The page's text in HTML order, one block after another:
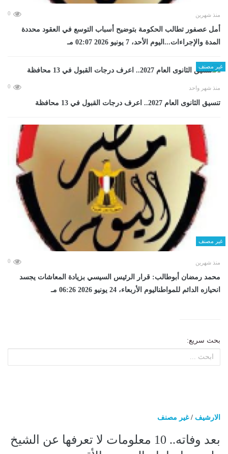
منذ شهرين 0
أمل عصفور تطالب الحكومة بتوضيح أسباب التوسع في العقود محددة
المدة والإجراءات...اليوم الأحد، 7 يونيو 2026 02:07 مـ
غير مصنف
منذ شهر واحد 0
تنسيق الثانوى العام 2027.. اعرف درجات القبول في 13 محافظة
غير مصنف
منذ شهرين 0
محمد رمضان أبوطالب: قرار الرئيس السيسي بزيادة المعاشات يجسد
انحيازه الدائم للمواطناليوم الأربعاء، 24 يونيو 2026 06:26 مـ
بحث سريع:
الارشيف /غير مصنف
بعد وفاته.. 10 معلومات لا تعرفها عن الشيخ